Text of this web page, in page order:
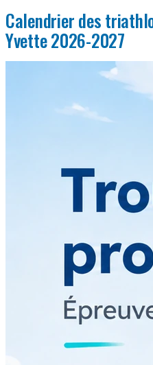
Calendrier des
Yvette 2026-2027